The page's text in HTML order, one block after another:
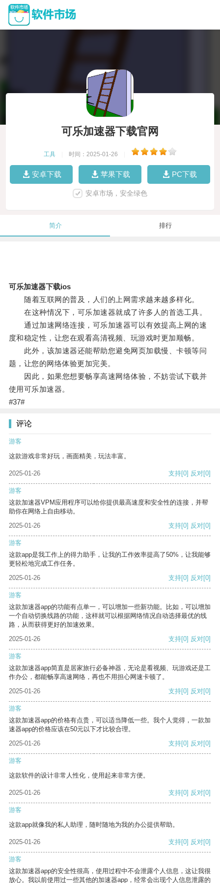
可乐加速器下载官网
工具 时间：2025-01-26
安卓下载 苹果下载 PC下载
安卓市场，安全绿色
简介 排行
可乐加速器下载ios
随着互联网的普及，人们的上网需求越来越多样化。
在这种情况下，可乐加速器就成了许多人的首选工具。
通过加速网络连接，可乐加速器可以有效提高上网的速
度和稳定性，让您在观看高清视频、玩游戏时更加顺畅。
此外，该加速器还能帮助您避免网页加载慢、卡顿等问
题，让您的网络体验更加完美。
因此，如果您想要畅享高速网络体验，不妨尝试下载并
使用可乐加速器。
#37#
评论
游客
这款游戏非常好玩，画面精美，玩法丰富。
2025-01-26 支持[0] 反对[0]
游客
这款加速器VPM应用程序可以给你提供最高速度和安全性的连接，并帮
助你在网络上自由移动。
2025-01-26
支持[0] 反对[0]
游客
这款app是我工作上的得力助手，让我的工作效率提高了50%，让我能够
更轻松地完成工作任务。
2025-01-26
支持[0] 反对[0]
游客
这款加速器app的功能有点单一，可以增加一些新功能。比如，可以增加
一个自动切换线路的功能，这样就可以根据网络情况自动选择最优的线
路，从而获得更好的加速效果。
2025-01-26
支持[0] 反对[0]
游客
这款加速器app简直是居家旅行必备神器，无论是看视频、玩游戏还是工
作办公，都能畅享高速网络，再也不用担心网速卡顿了。
2025-01-26
支持[0] 反对[0]
游客
这款加速器app的价格有点贵，可以适当降低一些。我个人觉得，一款加
速器app的价格应该在50元以下才比较合理。
2025-01-26
支持[0] 反对[0]
游客
这款软件的设计非常人性化，使用起来非常方便。
2025-01-26 支持[0] 反对[0]
游客
这款app就像我的私人助理，随时随地为我的办公提供帮助。
2025-01-26 支持[0] 反对[0]
游客
这款加速器app的安全性很高，使用过程中不会泄露个人信息，这让我很
放心。我以前使用过一些其他的加速器app，经常会出现个人信息泄露的